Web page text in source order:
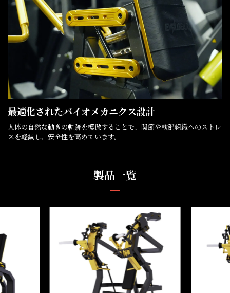
最適化されたバイオメカニクス設計
人体の自然な動きの軌跡を模倣することで、関節や軟部組織へのストレ
スを軽減し、安全性を高めています。
製品一覧